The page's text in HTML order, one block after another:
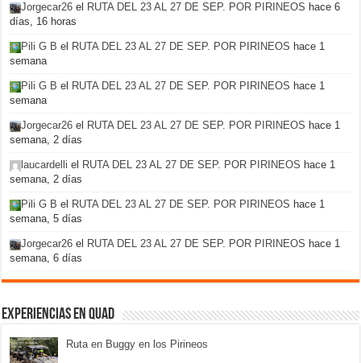
Jorgecar26 el RUTA DEL 23 AL 27 DE SEP. POR PIRINEOS hace 6
días, 16 horas
Pili G B el RUTA DEL 23 AL 27 DE SEP. POR PIRINEOS hace 1
semana
Pili G B el RUTA DEL 23 AL 27 DE SEP. POR PIRINEOS hace 1
semana
Jorgecar26 el RUTA DEL 23 AL 27 DE SEP. POR PIRINEOS hace 1
semana, 2 días
laucardelli el RUTA DEL 23 AL 27 DE SEP. POR PIRINEOS hace 1
semana, 2 días
Pili G B el RUTA DEL 23 AL 27 DE SEP. POR PIRINEOS hace 1
semana, 5 días
Jorgecar26 el RUTA DEL 23 AL 27 DE SEP. POR PIRINEOS hace 1
semana, 6 días
Experiencias en Quad
Ruta en Buggy en los Pirineos